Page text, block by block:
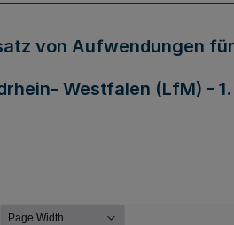
von Aufwendungen
Westfalen (LfM) -